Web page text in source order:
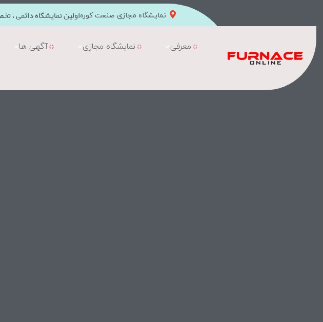
نمایشگاه مجازی صنعت کورهاولین نمایشگاه دائمی ،
معرفی نمایشگاه مجازی آگهی ها